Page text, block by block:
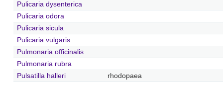
Pulicaria dysenterica
Pulicaria odora
Pulicaria sicula
Pulicaria vulgaris
Pulmonaria officinalis
Pulmonaria rubra
Pulsatilla halleri
rhodopaea